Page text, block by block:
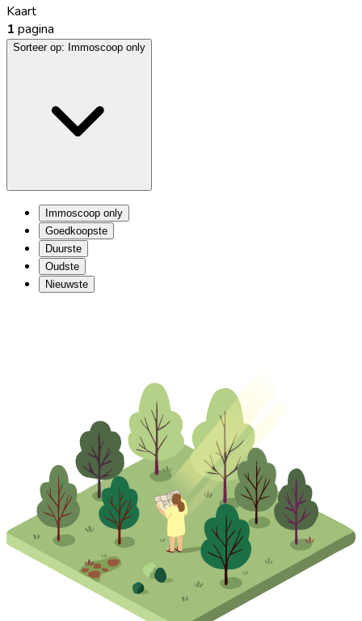
Kaart
1 pagina
Sorteer op: Immoscoop only
Immoscoop only
Goedkoopste
Duurste
Oudste
Nieuwste